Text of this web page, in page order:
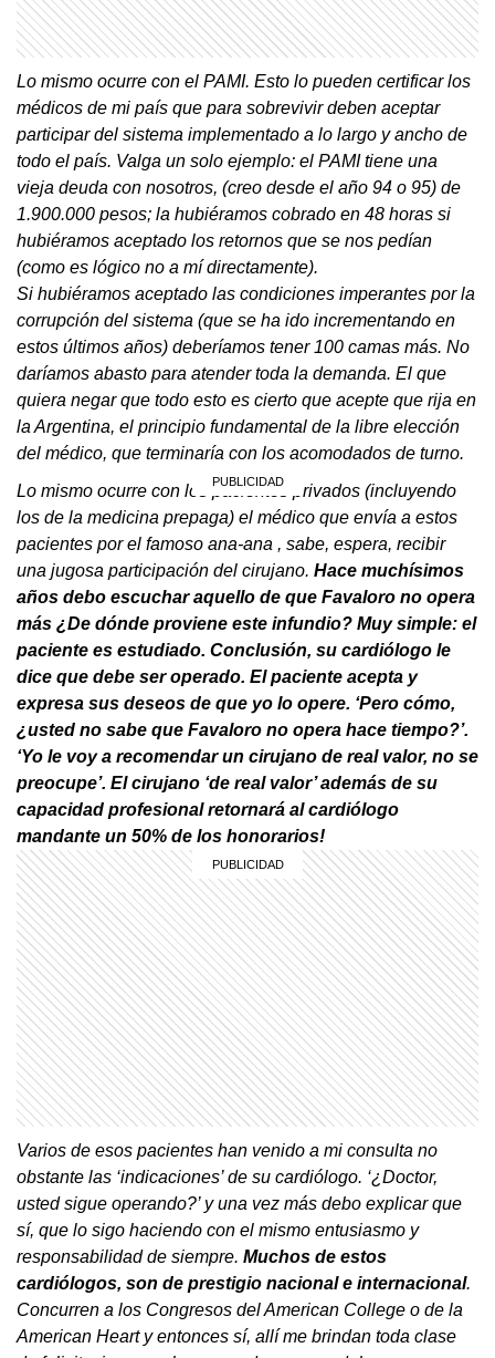
Lo mismo ocurre con el PAMI. Esto lo pueden certificar los
médicos de mi país que para sobrevivir deben aceptar
participar del sistema implementado a lo largo y ancho de
todo el país. Valga un solo ejemplo: el PAMI tiene una
vieja deuda con nosotros, (creo desde el año 94 o 95) de
1.900.000 pesos; la hubiéramos cobrado en 48 horas si
hubiéramos aceptado los retornos que se nos pedían
(como es lógico no a mí directamente).
Si hubiéramos aceptado las condiciones imperantes por la
corrupción del sistema (que se ha ido incrementando en
estos últimos años) deberíamos tener 100 camas más. No
daríamos abasto para atender toda la demanda. El que
quiera negar que todo esto es cierto que acepte que rija en
la Argentina, el principio fundamental de la libre elección
del médico, que terminaría con los acomodados de turno.
Lo mismo ocurre con los pacientes privados (incluyendo
los de la medicina prepaga) el médico que envía a estos
pacientes por el famoso ana-ana , sabe, espera, recibir
una jugosa participación del cirujano. Hace muchísimos
años debo escuchar aquello de que Favaloro no opera
más ¿De dónde proviene este infundio? Muy simple: el
paciente es estudiado. Conclusión, su cardiólogo le
dice que debe ser operado. El paciente acepta y
expresa sus deseos de que yo lo opere. ‘Pero cómo,
¿usted no sabe que Favaloro no opera hace tiempo?’.
‘Yo le voy a recomendar un cirujano de real valor, no se
preocupe’. El cirujano ‘de real valor’ además de su
capacidad profesional retornará al cardiólogo
mandante un 50% de los honorarios!
Varios de esos pacientes han venido a mi consulta no
obstante las ‘indicaciones’ de su cardiólogo. ‘¿Doctor,
usted sigue operando?’ y una vez más debo explicar que
sí, que lo sigo haciendo con el mismo entusiasmo y
responsabilidad de siempre. Muchos de estos
cardiólogos, son de prestigio nacional e internacional.
Concurren a los Congresos del American College o de la
American Heart y entonces sí, allí me brindan toda clase